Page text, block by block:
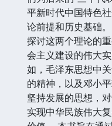
平新时代中国特色
论前提和历史基础
探讨这两个理论的
会主义建设的伟大
如，毛泽东思想中
的精神，以及邓小
坚持发展的思想，
实现中华民族伟大